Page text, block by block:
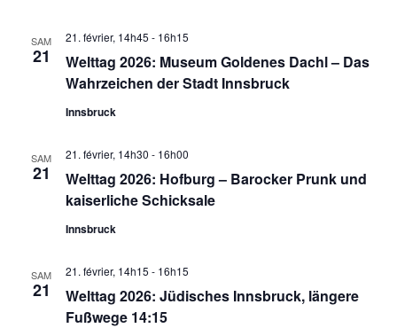
SAM
21
Welttag 2026: Museum Goldenes Dachl – Das
Wahrzeichen der Stadt Innsbruck
21. février, 14h45 - 16h15
Innsbruck
SAM
21
Welttag 2026: Hofburg – Barocker Prunk und
kaiserliche Schicksale
21. février, 14h30 - 16h00
Innsbruck
SAM
21
Welttag 2026: Jüdisches Innsbruck, längere
Fußwege 14:15
21. février, 14h15 - 16h15